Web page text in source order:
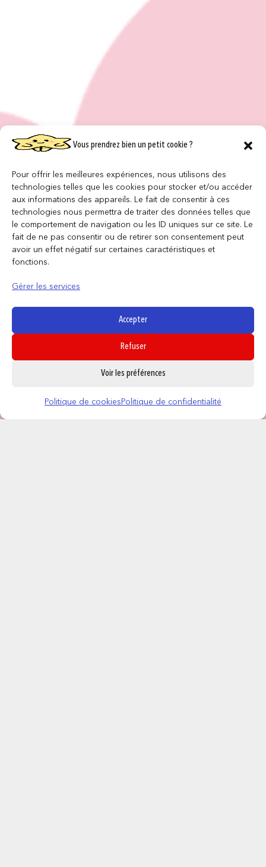
Vous prendrez bien un petit cookie ?
Pour offrir les meilleures expériences, nous utilisons des
technologies telles que les cookies pour stocker et/ou accéder
aux informations des appareils. Le fait de consentir à ces
technologies nous permettra de traiter des données telles que
le comportement de navigation ou les ID uniques sur ce site. Le
fait de ne pas consentir ou de retirer son consentement peut
avoir un effet négatif sur certaines caractéristiques et
fonctions.
Gérer les services
Accepter
Refuser
Voir les préférences
Politique de cookies Politique de confidentialité